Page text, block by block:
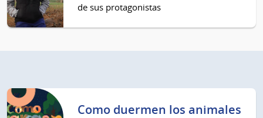
de sus protagonistas
Como duermen los animales